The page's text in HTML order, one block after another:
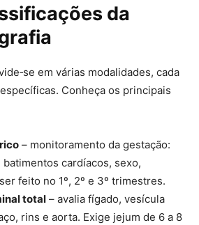
da
em várias modalidades, cada
Conheça os principais
– monitoramento da gestação:
cardíacos, sexo,
feito no 1º, 2º e 3º trimestres.
total – avalia fígado, vesícula
rins e aorta. Exige jejum de 6 a 8